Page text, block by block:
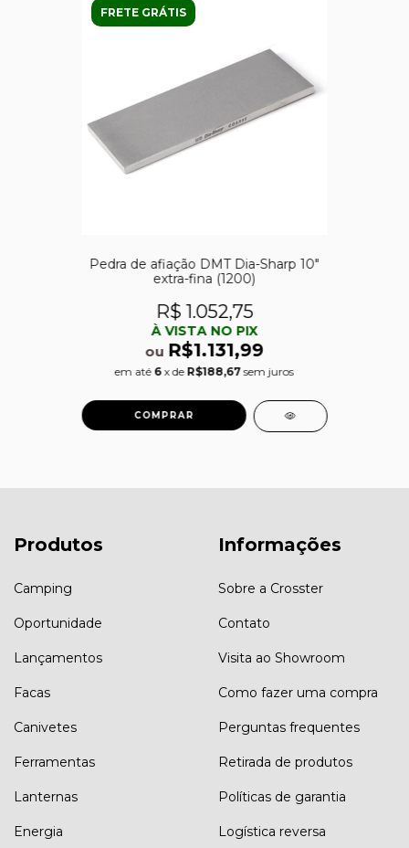
FRETE GRÁTIS
Pedra de afiação DMT Dia-Sharp 10″
extra-fina (1200)
R$ 1.052,75
À VISTA NO PIX
ou R$1.131,99
em até 6 x de R$188,67 sem juros
Produtos
Camping
Oportunidade
Lançamentos
Facas
Canivetes
Ferramentas
Lanternas
Energia
Informações
Sobre a Crosster
Contato
Visita ao Showroom
Como fazer uma compra
Perguntas frequentes
Retirada de produtos
Políticas de garantia
Logística reversa